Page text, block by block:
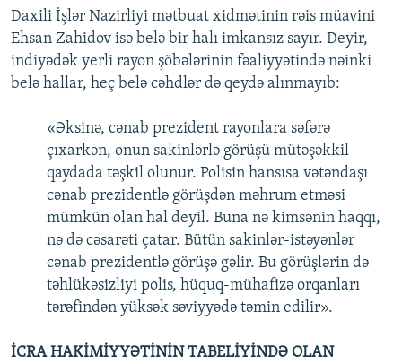
Daxili İşlər Nazirliyi mətbuat xidmətinin rəis müavini
Ehsan Zahidov isə belə bir halı imkansız sayır. Deyir,
indiyədək yerli rayon şöbələrinin fəaliyyətində nəinki
belə hallar, heç belə cəhdlər də qeydə alınmayıb:
«Əksinə, cənab prezident rayonlara səfərə
çıxarkən, onun sakinlərlə görüşü mütəşəkkil
qaydada təşkil olunur. Polisin hansısa vətəndaşı
cənab prezidentlə görüşdən məhrum etməsi
mümkün olan hal deyil. Buna nə kimsənin haqqı,
nə də cəsarəti çatar. Bütün sakinlər-istəyənlər
cənab prezidentlə görüşə gəlir. Bu görüşlərin də
təhlükəsizliyi polis, hüquq-mühafizə orqanları
tərəfindən yüksək səviyyədə təmin edilir».
İCRA HAKİMİYYƏTİNİN TABELİYİNDƏ OLAN